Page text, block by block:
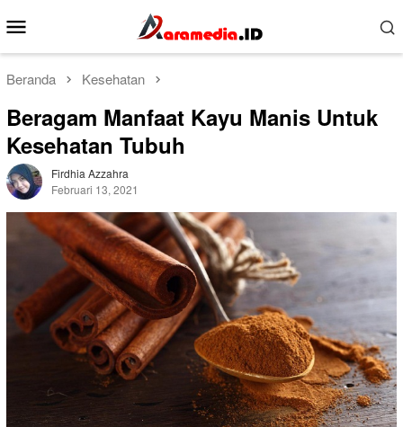
ke
kontenMobile
Beranda Kesehatan
Beragam Manfaat Kayu Manis Untuk
Kesehatan Tubuh
Firdhia Azzahra
Februari 13, 2021